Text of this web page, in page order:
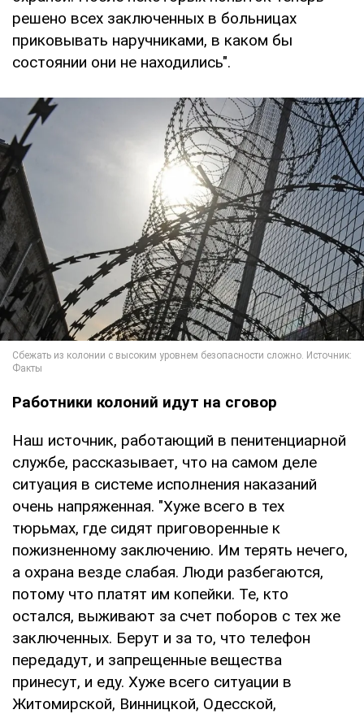
решено всех заключенных в больницах
приковывать наручниками, в каком бы
состоянии они не находились".
Работники колоний идут на сговор
Наш источник, работающий в пенитенциарной
службе, рассказывает, что на самом деле
ситуация в системе исполнения наказаний
очень напряженная. "Хуже всего в тех
тюрьмах, где сидят приговоренные к
пожизненному заключению. Им терять нечего,
а охрана везде слабая. Люди разбегаются,
потому что платят им копейки. Те, кто
остался, выживают за счет поборов с тех же
заключенных. Берут и за то, что телефон
передадут, и запрещенные вещества
принесут, и еду. Хуже всего ситуации в
Житомирской, Винницкой, Одесской,